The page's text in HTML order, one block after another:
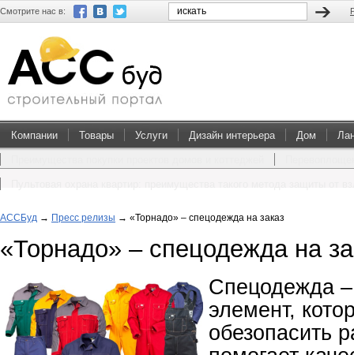
Смотрите нас в:
Компании Товары Услуги Дизайн интерьера Дом
АССБуд → Пресс релизы → «Торнадо» – спецодежда на заказ
«Торнадо» – спецодежда на
Спецодежда
элемент,
обезопасить